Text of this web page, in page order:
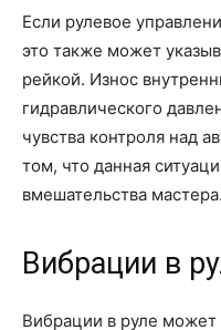
Если рулевое
это также может
рейкой. Износ
гидравлического
чувства контроля над
том, что данная
вмешательства мастера.
Вибрации в
Вибрации в руле может